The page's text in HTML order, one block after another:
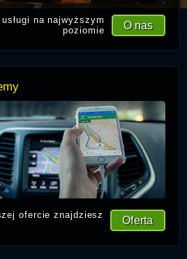
O nas
na najwyższym
poziomie
Oferta
ofercie znajdziesz